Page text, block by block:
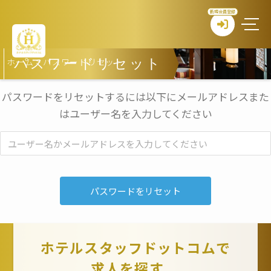
新規会員登録
パスワードリセット
ホーム> パスワードリセット
パスワードをリセットするには以下にメールアドレスまた
はユーザー名を入力してください
ホテルスタッフドットコムで